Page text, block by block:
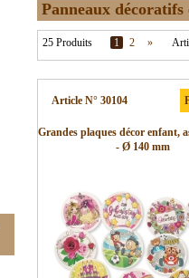
Panneaux
25 Produits 1 2 »
Article N° 30104
Grandes plaques décor enfant,
- Ø 140 mm